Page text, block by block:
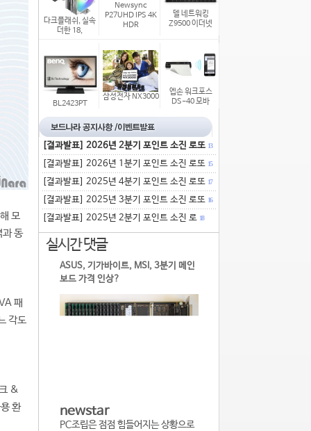
모
동
패
각도
&
환
다크플래쉬, 실속
더한 18,
Newsync
P27UHD IPS 4K
HDR
델 네트워킹
Z9500 이더넷
BL2423PT
삼성전자 NX3000
엡손 워크포스
DS-40 모바
[결과발표] 2026년 2분기 포인트 소진 로또 13
[결과발표] 2026년 1분기 포인트 소진 로또 15
[결과발표] 2025년 4분기 포인트 소진 로또 17
[결과발표] 2025년 3분기 포인트 소진 로또 16
[결과발표] 2025년 2분기 포인트 소진 로 18
실시간 댓글
ASUS, 기가바이트, MSI, 3분기 메인
보드 가격 인상?
newstar
PC조립은 점점 힘들어지는 상황으로